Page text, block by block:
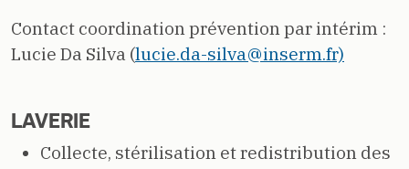
Contact coordination prévention par intérim :
Lucie Da Silva (lucie.da-silva@inserm.fr)
LAVERIE
Collecte, stérilisation et redistribution des